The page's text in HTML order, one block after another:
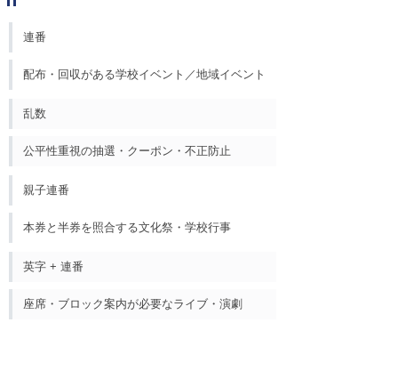
連番
配布・回収がある学校イベント／地域イベント
乱数
公平性重視の抽選・クーポン・不正防止
親子連番
本券と半券を照合する文化祭・学校行事
英字 + 連番
座席・ブロック案内が必要なライブ・演劇